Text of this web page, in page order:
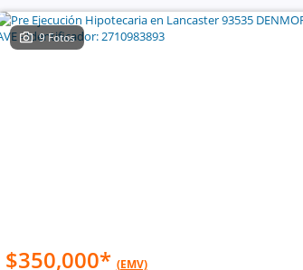
9 Fotos
$350,000* (EMV)